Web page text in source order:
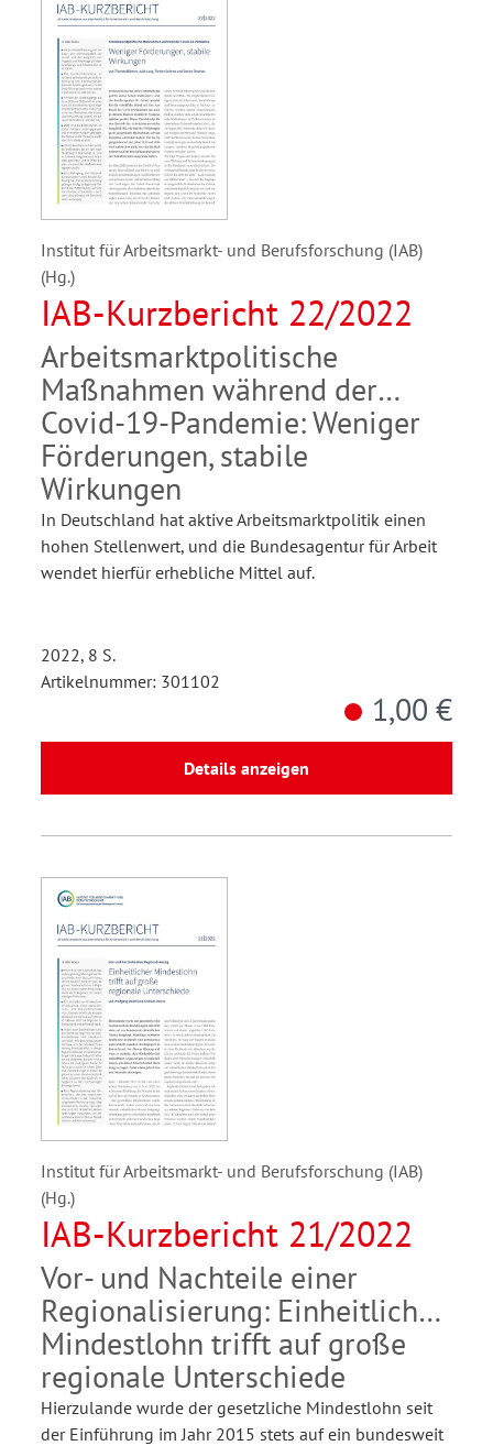
Institut für Arbeitsmarkt- und Berufsforschung (IAB)
(Hg.)
IAB-Kurzbericht 22/2022
Arbeitsmarktpolitische
Maßnahmen während der
Covid-19-Pandemie: Weniger
Förderungen, stabile
Wirkungen
In Deutschland hat aktive Arbeitsmarktpolitik einen
hohen Stellenwert, und die Bundesagentur für Arbeit
wendet hierfür erhebliche Mittel auf.
2022, 8 S.
Artikelnummer: 301102
1,00 €
Details anzeigen
Institut für Arbeitsmarkt- und Berufsforschung (IAB)
(Hg.)
IAB-Kurzbericht 21/2022
Vor- und Nachteile einer
Regionalisierung: Einheitlicher
Mindestlohn trifft auf große
regionale Unterschiede
Hierzulande wurde der gesetzliche Mindestlohn seit
der Einführung im Jahr 2015 stets auf ein bundesweit